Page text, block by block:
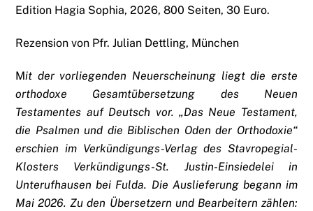
Edition Hagia Sophia, 2026, 800 Seiten, 30 Euro.
Rezension von Pfr. Julian Dettling, München
Mit der vorliegenden Neuerscheinung liegt die erste
orthodoxe Gesamtübersetzung des Neuen
Testamentes auf Deutsch vor. „Das Neue Testament,
die Psalmen und die Biblischen Oden der Orthodoxie“
erschien im Verkündigungs-Verlag des Stavropegial-
Klosters Verkündigungs-St. Justin-Einsiedelei in
Unterufhausen bei Fulda. Die Auslieferung begann im
Mai 2026. Zu den Übersetzern und Bearbeitern zählen: